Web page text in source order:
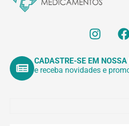
CADASTRE-SE EM
e receba novidades e